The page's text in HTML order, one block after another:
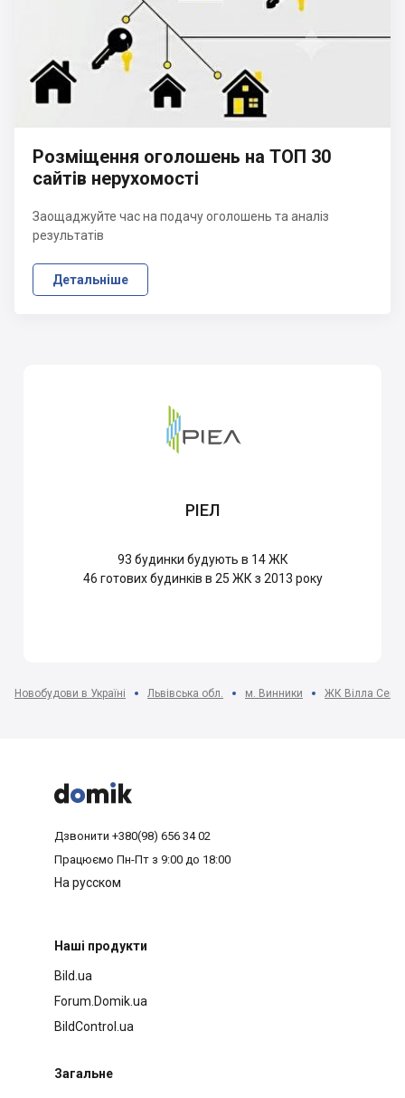
Розміщення оголошень на ТОП 30
сайтів нерухомості
Заощаджуйте час на подачу оголошень та аналіз
результатів
Детальніше
РІЕЛ
93 будинки будують в 14 ЖК
46 готових будинків в 25 ЖК з 2013 року
Новобудови в Україні Львівська обл. м. Винники ЖК Вілла



Дзвонити +380(98) 656 34 02
Працюємо Пн-Пт з 9:00 до 18:00
На русском
Наші продукти
Bild.ua
Forum.Domik.ua
BildControl.ua
Загальне